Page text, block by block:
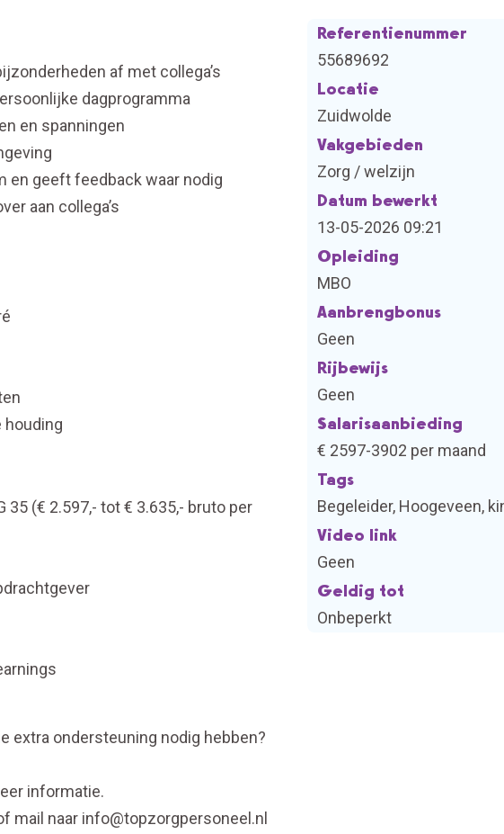
af met collega’s
dagprogramma
en spanningen
en geeft feedback waar nodig
aan collega’s
houding
(€ 2.597,- tot € 3.635,- bruto per
extra ondersteuning nodig hebben?
informatie.
mail naar info@topzorgpersoneel.nl
Referentienummer
55689692
Locatie
Zuidwolde
Vakgebieden
Zorg / welzijn
Datum bewerkt
13-05-2026 09:21
Opleiding
MBO
Aanbrengbonus
Geen
Rijbewijs
Geen
Salarisaanbieding
€ 2597-3902 per maand
Tags
Begeleider, Hoogeveen,
Video link
Geen
Geldig tot
Onbeperkt